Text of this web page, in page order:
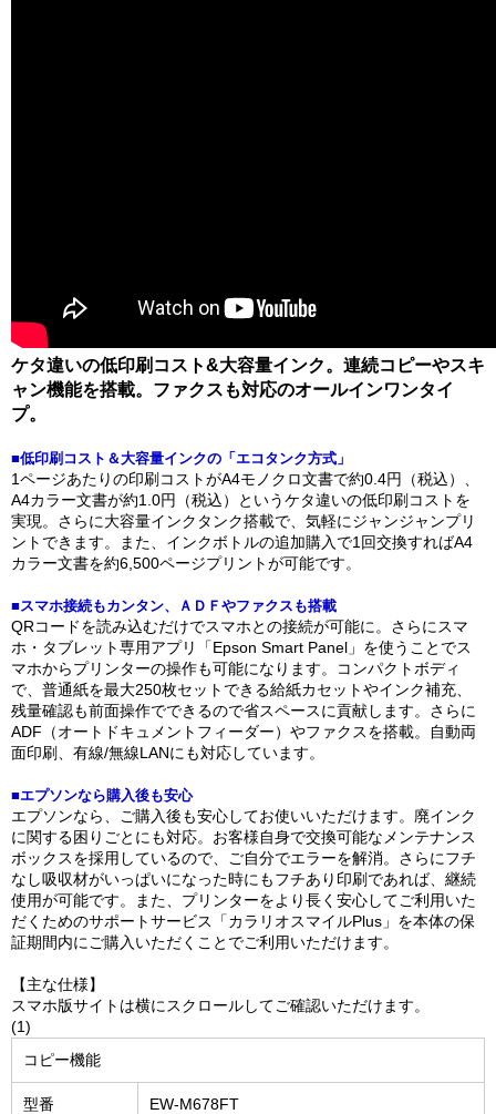
ケタ違いの低印刷コスト&大容量インク。連続コピーやスキ
ャン機能を搭載。ファクスも対応のオールインワンタイ
プ。
■低印刷コスト＆大容量インクの「エコタンク方式」
1ページあたりの印刷コストがA4モノクロ文書で約0.4円（税込）、
A4カラー文書が約1.0円（税込）というケタ違いの低印刷コストを
実現。さらに大容量インクタンク搭載で、気軽にジャンジャンプリ
ントできます。また、インクボトルの追加購入で1回交換すればA4
カラー文書を約6,500ページプリントが可能です。
■スマホ接続もカンタン、ＡＤＦやファクスも搭載
QRコードを読み込むだけでスマホとの接続が可能に。さらにスマ
ホ・タブレット専用アプリ「Epson Smart Panel」を使うことでス
マホからプリンターの操作も可能になります。コンパクトボディ
で、普通紙を最大250枚セットできる給紙カセットやインク補充、
残量確認も前面操作でできるので省スペースに貢献します。さらに
ADF（オートドキュメントフィーダー）やファクスを搭載。自動両
面印刷、有線/無線LANにも対応しています。
■エプソンなら購入後も安心
エプソンなら、ご購入後も安心してお使いいただけます。廃インク
に関する困りごとにも対応。お客様自身で交換可能なメンテナンス
ボックスを採用しているので、ご自分でエラーを解消。さらにフチ
なし吸収材がいっぱいになった時にもフチあり印刷であれば、継続
使用が可能です。また、プリンターをより長く安心してご利用いた
だくためのサポートサービス「カラリオスマイルPlus」を本体の保
証期間内にご購入いただくことでご利用いただけます。
【主な仕様】
スマホ版サイトは横にスクロールしてご確認いただけます。
(1)
コピー機能
型番 EW-M678FT